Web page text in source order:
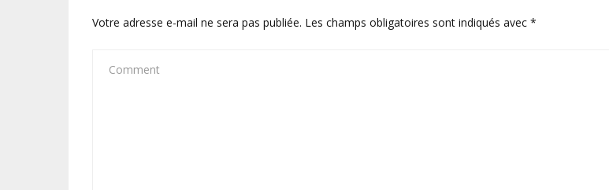
Votre adresse e-mail ne sera pas publiée. Les champs obligatoires sont indiqués avec *